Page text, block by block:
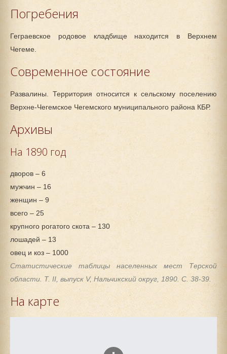
Погребения
Геграевское родовое кладбище находится в Верхнем
Чегеме.
Современное состояние
Развалины. Территория относится к сельскому поселению
Верхне-Чегемское Чегемского муниципального района КБР.
Архивы
На 1890 год
дворов – 6
мужчин – 16
женщин – 9
всего – 25
крупного рогатого скота – 130
лошадей – 13
овец и коз – 1000
Статистические таблицы населенных мест Терской
области. Т. II, выпуск V, Нальчикский округ, 1890. С. 38-39.
На карте